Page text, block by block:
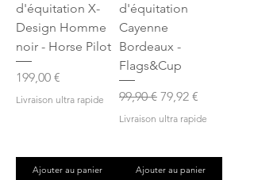
d'équitation X-
Design Homme
noir - Horse Pilot
Prix
199,00 €
Livraison ultra rapide
Ajouter au panier
d'équitation
Cayenne
Bordeaux -
Flags&Cup
Prix original
99,90 € Prix promotionnel
79,92 €
Livraison ultra rapide
Ajouter au panier